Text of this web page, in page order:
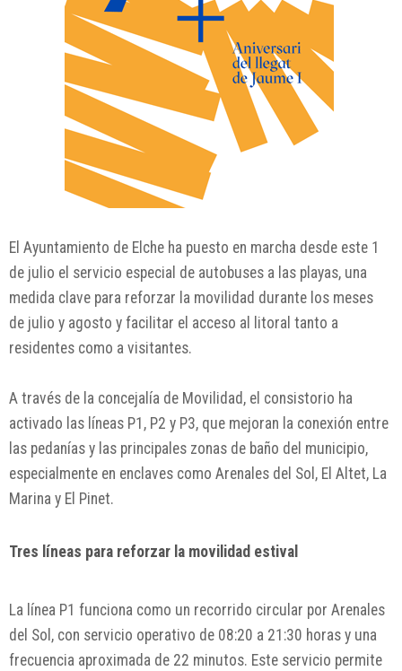
El Ayuntamiento de Elche ha puesto en marcha desde este 1
de julio el servicio especial de autobuses a las playas, una
medida clave para reforzar la movilidad durante los meses
de julio y agosto y facilitar el acceso al litoral tanto a
residentes como a visitantes.
A través de la concejalía de Movilidad, el consistorio ha
activado las líneas P1, P2 y P3, que mejoran la conexión entre
las pedanías y las principales zonas de baño del municipio,
especialmente en enclaves como Arenales del Sol , El Altet, La
Marina y El Pinet.
Tres líneas para reforzar la movilidad estival
La línea P1 funciona como un recorrido circular por Arenales
del Sol, con servicio operativo de 08:20 a 21:30 horas y una
frecuencia aproximada de 22 minutos. Este servicio permite